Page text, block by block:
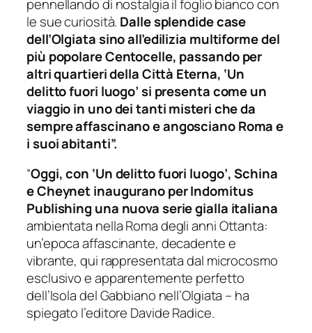
pennellando di nostalgia il foglio bianco con
le sue curiosità. Dalle splendide case
dell’Olgiata sino all’edilizia multiforme del
più popolare Centocelle, passando per
altri quartieri della Città Eterna, ‘Un
delitto fuori luogo’ si presenta come un
viaggio in uno dei tanti misteri che da
sempre affascinano e angosciano Roma e
i suoi abitanti”.
“Oggi, con ‘Un delitto fuori luogo’, Schina
e Cheynet inaugurano per Indomitus
Publishing una nuova serie gialla italiana
ambientata nella Roma degli anni Ottanta:
un’epoca affascinante, decadente e
vibrante, qui rappresentata dal microcosmo
esclusivo e apparentemente perfetto
dell’Isola del Gabbiano nell’Olgiata – ha
spiegato l’editore Davide Radice.